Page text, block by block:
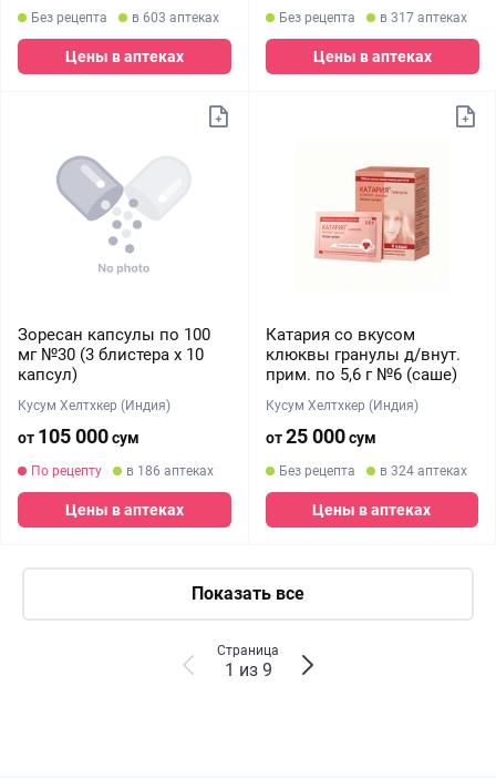
Без рецепта в 603 аптеках
Цены в аптеках
Без рецепта в 317 аптеках
Цены в аптеках
Зоресан капсулы по 100
мг №30 (3 блистера х 10
капсул)
Кусум Хелтхкер (Индия)
от 105 000сум
По рецепту в 186 аптеках
Цены в аптеках
Катария со вкусом
клюквы гранулы д/внут.
прим. по 5,6 г №6 (саше)
Кусум Хелтхкер (Индия)
от25 000сум
Без рецепта в 324 аптеках
Цены в аптеках
Показать все
Страница
1 из 9